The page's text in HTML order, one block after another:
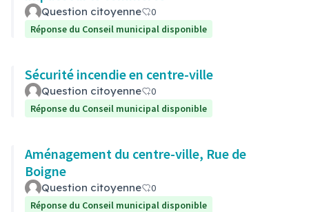
Question citoyenne
0
Réponse du Conseil municipal disponible
Sécurité incendie en centre-ville
Question citoyenne
0
Réponse du Conseil municipal disponible
Aménagement du centre-ville, Rue de
Boigne
Question citoyenne
0
Réponse du Conseil municipal disponible